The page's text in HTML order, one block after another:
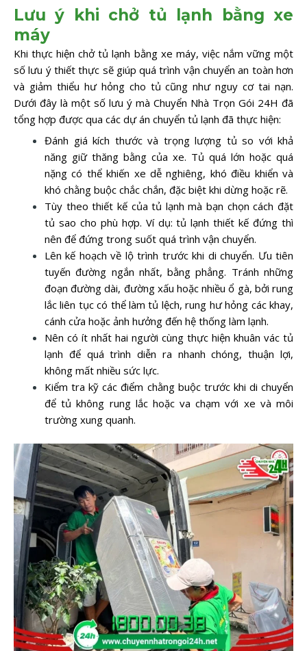
Lưu ý khi chở tủ lạnh bằng xe
máy
Khi thực hiện chở tủ lạnh bằng xe máy, việc nắm vững một
số lưu ý thiết thực sẽ giúp quá trình vận chuyển an toàn hơn
và giảm thiểu hư hỏng cho tủ cũng như nguy cơ tai nạn.
Dưới đây là một số lưu ý mà Chuyển Nhà Trọn Gói 24H đã
tổng hợp được qua các dự án chuyển tủ lạnh đã thực hiện:
Đánh giá kích thước và trọng lượng tủ so với khả
năng giữ thăng bằng của xe. Tủ quá lớn hoặc quá
nặng có thể khiến xe dễ nghiêng, khó điều khiển và
khó chằng buộc chắc chắn, đặc biệt khi dừng hoặc rẽ.
Tùy theo thiết kế của tủ lạnh mà bạn chọn cách đặt
tủ sao cho phù hợp. Ví dụ: tủ lạnh thiết kế đứng thì
nên để đứng trong suốt quá trình vận chuyển.
Lên kế hoạch về lộ trình trước khi di chuyển. Ưu tiên
tuyến đường ngắn nhất, bằng phẳng. Tránh những
đoạn đường dài, đường xấu hoặc nhiều ổ gà, bởi rung
lắc liên tục có thể làm tủ lệch, rung hư hỏng các khay,
cánh cửa hoặc ảnh hưởng đến hệ thống làm lạnh.
Nên có ít nhất hai người cùng thực hiện khuân vác tủ
lạnh để quá trình diễn ra nhanh chóng, thuận lợi,
không mất nhiều sức lực.
Kiểm tra kỹ các điểm chằng buộc trước khi di chuyển
để tủ không rung lắc hoặc va chạm với xe và môi
trường xung quanh.